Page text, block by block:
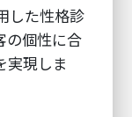
した性格診
の個性に合
実現しま